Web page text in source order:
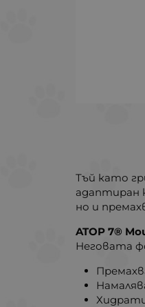
Тъй като
адаптиран
но и
ATOP 7®
Неговата